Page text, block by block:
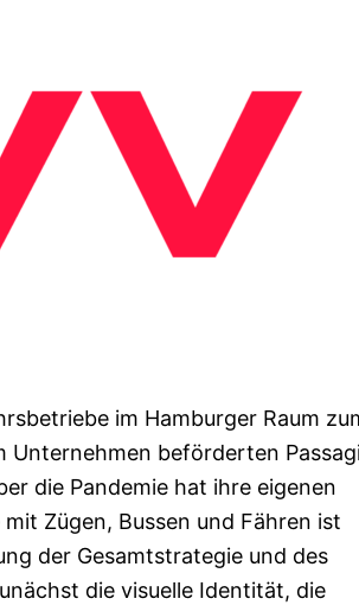
im Hamburger Raum
Unternehmen beförderten
die Pandemie hat ihre eigenen
Zügen, Bussen und Fähren ist
der Gesamtstrategie und des
die visuelle Identität, die